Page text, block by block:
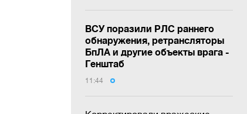
ВСУ поразили РЛС раннего
обнаружения, ретрансляторы
БпЛА и другие объекты врага -
Генштаб
11:44